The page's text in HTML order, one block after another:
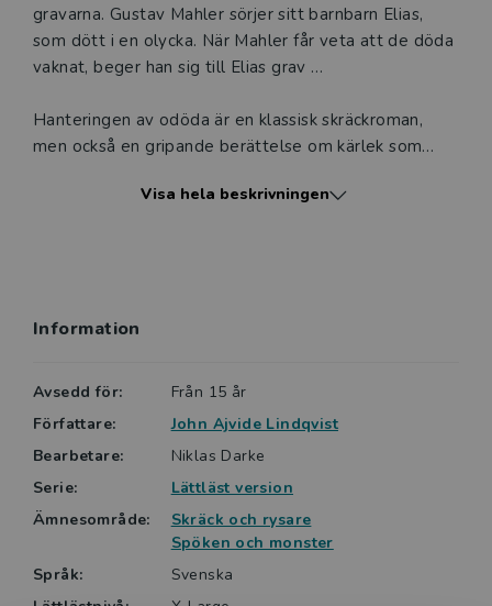
gravarna. Gustav Mahler sörjer sitt barnbarn Elias,
som dött i en olycka. När Mahler får veta att de döda
vaknat, beger han sig till Elias grav …
Hanteringen av odöda är en klassisk skräckroman,
men också en gripande berättelse om kärlek som
Visa hela beskrivningen
Information
Avsedd för:
Från 15 år
Författare:
John Ajvide Lindqvist
Bearbetare:
Niklas Darke
Serie:
Lättläst version
Ämnesområde:
Skräck och rysare
Spöken och monster
Språk:
Svenska